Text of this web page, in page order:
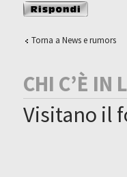
Rispondi al
messaggio
Torna a News e rumors
CHI C’È IN
Visitano il